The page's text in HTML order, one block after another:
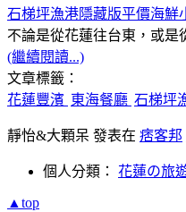
石梯坪漁港隱藏版平價海鮮
不論是從花蓮往台東，或是
(繼續閱讀...)
文章標籤：
花蓮豐濱 東海餐廳 石梯坪
靜怡&大顆呆 發表在 痞客邦
個人分類： 花蓮の旅
▲top